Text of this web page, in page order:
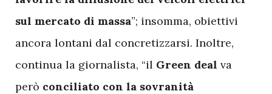
sul mercato di massa”; insomma, obiettivi
ancora lontani dal concretizzarsi. Inoltre,
continua la giornalista, “il Green deal va
però conciliato con la sovranità